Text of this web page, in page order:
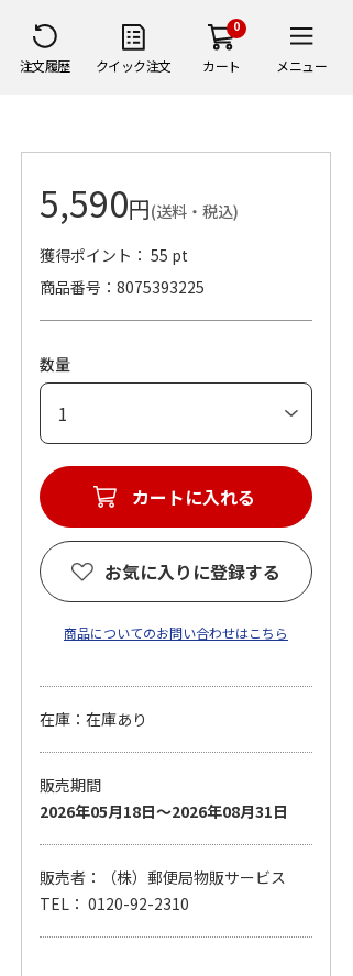
注文履歴 クイック注文
0
カート メニュー
5,590円(送料・税込)
獲得ポイント： 55 pt
商品番号
8075393225
数量
カートに入れる
お気に入りに登録する
商品についてのお問い合わせはこちら
在庫：在庫あり
販売期間
2026年05月18日～2026年08月31日
販売者：（株）郵便局物販サービス
TEL： 0120-92-2310